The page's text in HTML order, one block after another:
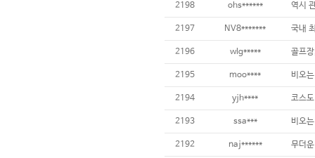
2198 ohs****** 역시
2197 NV8*******
2196 wlg***** 골프
2195 moo****
2194 yjh****
2193 ssa***
2192 naj******